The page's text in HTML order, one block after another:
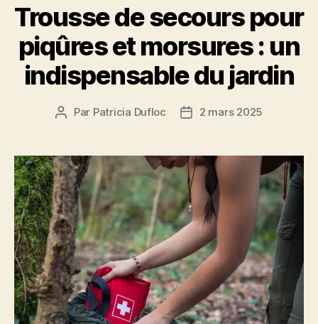
Trousse de secours pour
piqûres et morsures : un
indispensable du jardin
Auteur
Par Patricia Dufloc
Date2 mars 2025